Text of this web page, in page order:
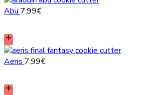
Abu 7,99€
Aeris 7,99€